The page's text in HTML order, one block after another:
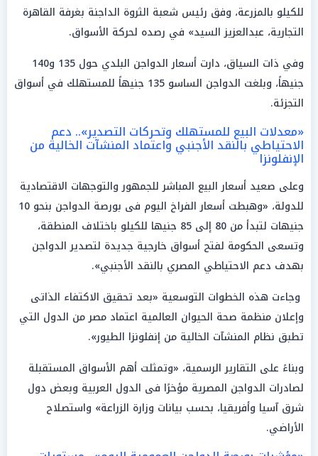
للكيلو بالمزرعة، وفق رئيس شعبة الثروة الداجنة بغرفة القاهرة
التجارية، عبدالعزيز السيد» في رصده لحركة الأسواق.
وفي ذات السياق، دارت أسعار الدواجن البلدي حول 135 و140
جنيهاً، وبلغت الدواجن الساسو 135 جنيهاً للمستهلك في أسواق
التجزئة.
«معدلات البيع للمستهلك وتحركات التصدير».. دعم
الاحتياطي بالنقد الأجنبي واعتماد المنشآت الخالية من
الإنفلونزا
وعلى صعيد أسعار البيع المباشر للجمهور والتوجهات الاقتصادية
للدولة، «وهبطت أسعار الفراخ اليوم فى بورصة الدواجن بنحو 10
جنيهات لتبدأ من 80 إلى 85 جنيها للكيلو باختلاف المنطقة،
وتسعى الحكومة لفتح أسواق خارجية جديدة لتصدير الدواجن
بهدف دعم الاحتياطي المصري بالنقد الأجنبي».
وجاءت هذه الخطوات التوسعية «بعد تحقيق الاكتفاء الذاتى
وإعلان منظمة صحة الحيوان العالمية اعتماد مصر من الدول التي
تطبق نظام المنشآت الخالية من إنفلونزا الطيور».
وبناءً على التقارير الرسمية، «وتمثلت أهم الأسواق المستقبلة
لصادرات الدواجن المصرية مؤخرًا فى الدول العربية وبعض دول
شرق آسيا وأفريقيا، بحسب بيانات وزارة الزراعة» واستصلاح
الأراضي.